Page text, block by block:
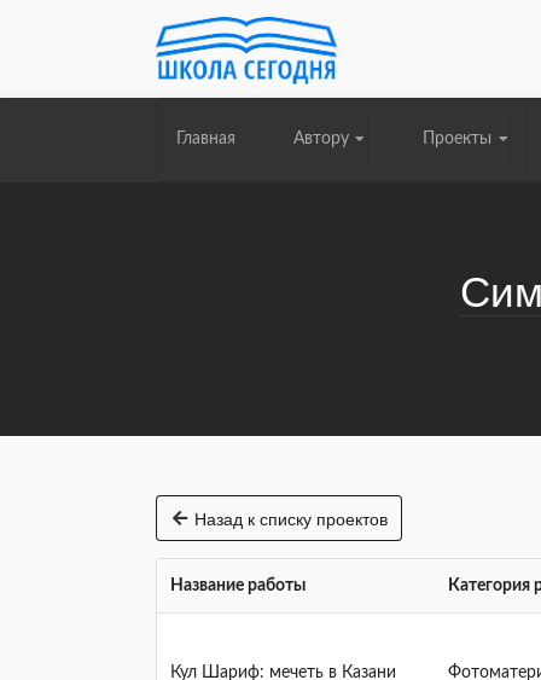
Главная Автору Проекты
Назад к списку проектов
Название работы Категория
Кул Шариф: мечеть в Казани